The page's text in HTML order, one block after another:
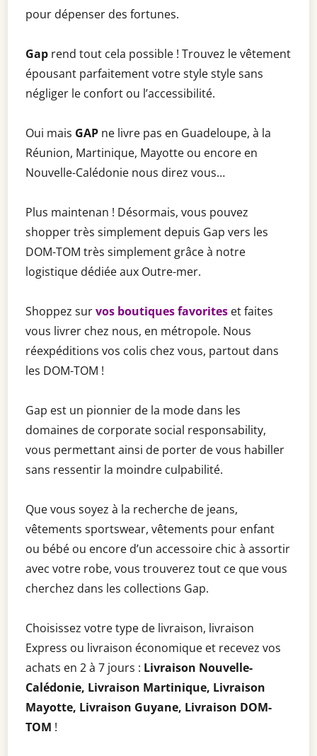
pour dépenser des fortunes.
Gap rend tout cela possible ! Trouvez le vêtement
épousant parfaitement votre style style sans
négliger le confort ou l’accessibilité.
Oui mais GAP ne livre pas en Guadeloupe, à la
Réunion, Martinique, Mayotte ou encore en
Nouvelle-Calédonie nous direz vous…
Plus maintenan ! Désormais, vous pouvez
shopper très simplement depuis Gap vers les
DOM-TOM très simplement grâce à notre
logistique dédiée aux Outre-mer.
Shoppez survos boutiques favorites et faites
vous livrer chez nous, en métropole. Nous
réexpéditions vos colis chez vous, partout dans
les DOM-TOM !
Gap est un pionnier de la mode dans les
domaines de corporate social responsability,
vous permettant ainsi de porter de vous habiller
sans ressentir la moindre culpabilité.
Que vous soyez à la recherche de jeans,
vêtements sportswear, vêtements pour enfant
ou bébé ou encore d’un accessoire chic à assortir
avec votre robe, vous trouverez tout ce que vous
cherchez dans les collections Gap.
Choisissez votre type de livraison, livraison
Express ou livraison économique et recevez vos
achats en 2 à 7 jours : Livraison Nouvelle-
Calédonie, Livraison Martinique, Livraison
Mayotte, Livraison Guyane, Livraison DOM-
TOM !